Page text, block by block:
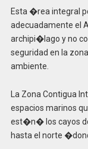
Esta �rea integral
adecuadamente el
archipi�lago y no
seguridad en la
ambiente.
La Zona Contigua
espacios marinos
est�n� los cayos
hasta el norte